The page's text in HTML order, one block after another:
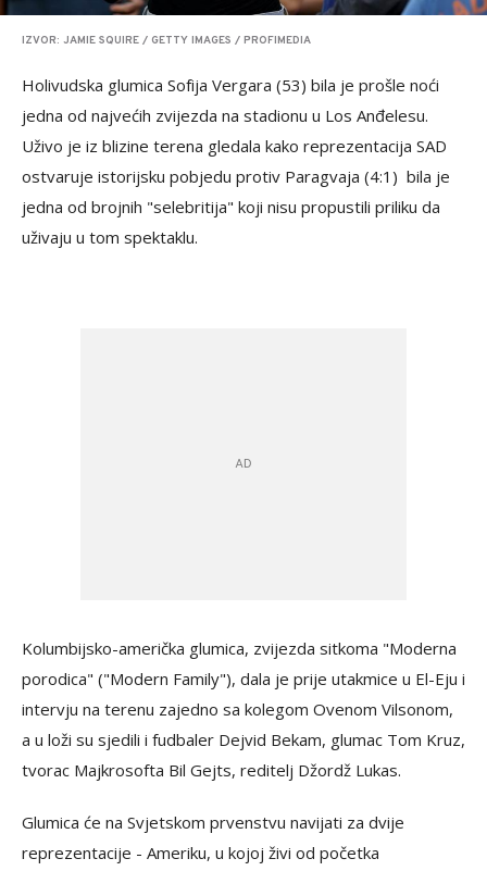
IZVOR: JAMIE SQUIRE / GETTY IMAGES / PROFIMEDIA
Holivudska glumica Sofija Vergara (53) bila je prošle noći
jedna od najvećih zvijezda na stadionu u Los Anđelesu.
Uživo je iz blizine terena gledala kako reprezentacija SAD
ostvaruje istorijsku pobjedu protiv Paragvaja (4:1) bila je
jedna od brojnih "selebritija" koji nisu propustili priliku da
uživaju u tom spektaklu.
Kolumbijsko-američka glumica, zvijezda sitkoma "Moderna
porodica" ("Modern Family"), dala je prije utakmice u El-Eju i
intervju na terenu zajedno sa kolegom Ovenom Vilsonom,
a u loži su sjedili i fudbaler Dejvid Bekam, glumac Tom Kruz,
tvorac Majkrosofta Bil Gejts, reditelj Džordž Lukas.
Glumica će na Svjetskom prvenstvu navijati za dvije
reprezentacije - Ameriku, u kojoj živi od početka